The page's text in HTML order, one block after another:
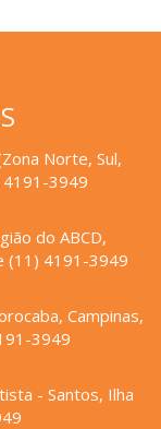
Norte, Sul,
3949
do ABCD,
(11) 4191-3949
Campinas,
3949
- Santos, Ilha